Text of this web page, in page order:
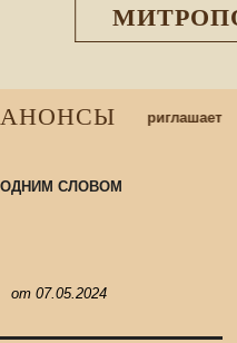
АНОНСЫхрама приглашает
ОДНИМ СЛОВОМ
от 07.05.2024